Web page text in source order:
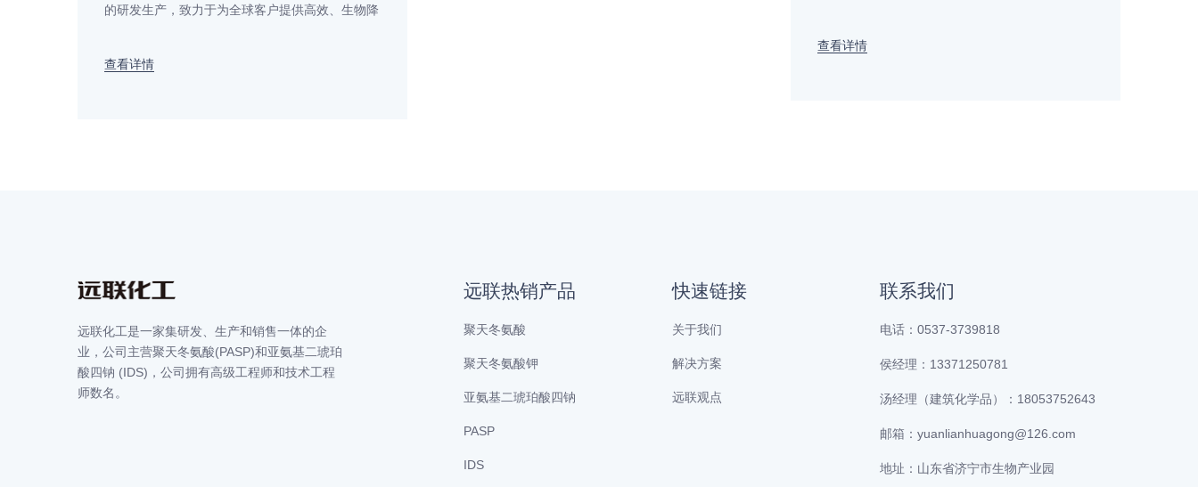
的研发生产，致力于为全球客户提供高效、生物降
查看详情
查看详情
远联化工是一家集研发、生产和销售一体的企
业，公司主营聚天冬氨酸(PASP)和亚氨基二琥珀
酸四钠 (IDS)，公司拥有高级工程师和技术工程
师数名。
远联热销产品
聚天冬氨酸
聚天冬氨酸钾
亚氨基二琥珀酸四钠
PASP
IDS
快速链接
关于我们
解决方案
远联观点
联系我们
电话：0537-3739818
侯经理：13371250781
汤经理（建筑化学品）：18053752643
邮箱：yuanlianhuagong@126.com
地址：山东省济宁市生物产业园